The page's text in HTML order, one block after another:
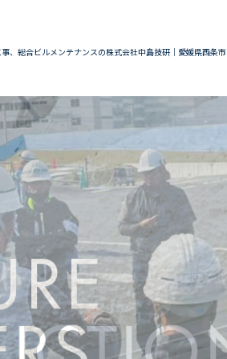
、総合ビルメンテナンスの株式会社中島技研｜愛媛県西条市